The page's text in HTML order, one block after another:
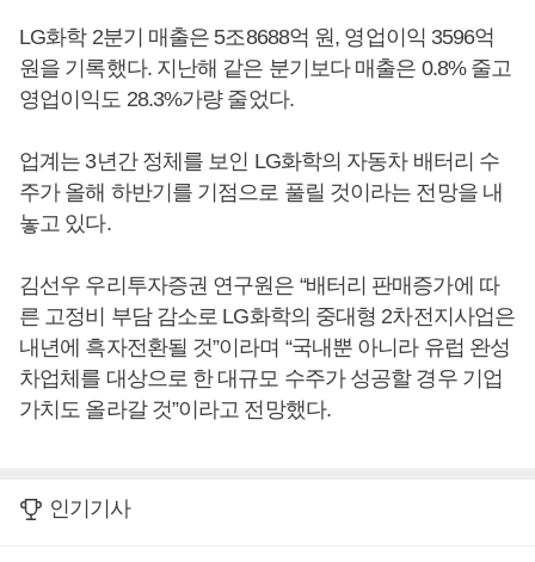
LG화학 2분기 매출은 5조8688억 원, 영업이익 3596억
원을 기록했다. 지난해 같은 분기보다 매출은 0.8% 줄고
영업이익도 28.3%가량 줄었다.
업계는 3년간 정체를 보인 LG화학의 자동차 배터리 수
주가 올해 하반기를 기점으로 풀릴 것이라는 전망을 내
놓고 있다.
김선우 우리투자증권 연구원은 “배터리 판매증가에 따
른 고정비 부담 감소로 LG화학의 중대형 2차전지사업은
내년에 흑자전환될 것”이라며 “국내뿐 아니라 유럽 완성
차업체를 대상으로 한 대규모 수주가 성공할 경우 기업
가치도 올라갈 것”이라고 전망했다.
인기기사